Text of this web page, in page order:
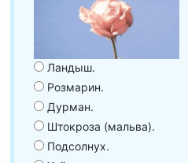
Ландыш.
Розмарин.
Дурман.
Штокроза (мальва).
Подсолнух.